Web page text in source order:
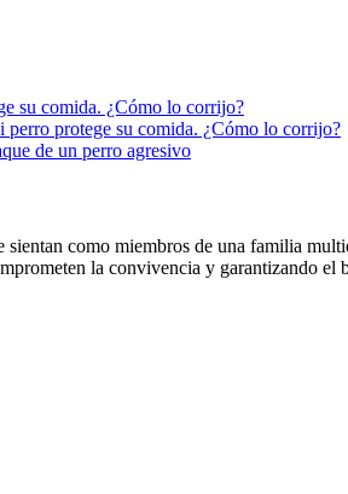
su comida. ¿Cómo lo corrijo?
perro protege su comida. ¿Cómo lo corrijo?
de un perro agresivo
como miembros de una familia
la convivencia y garantizando el